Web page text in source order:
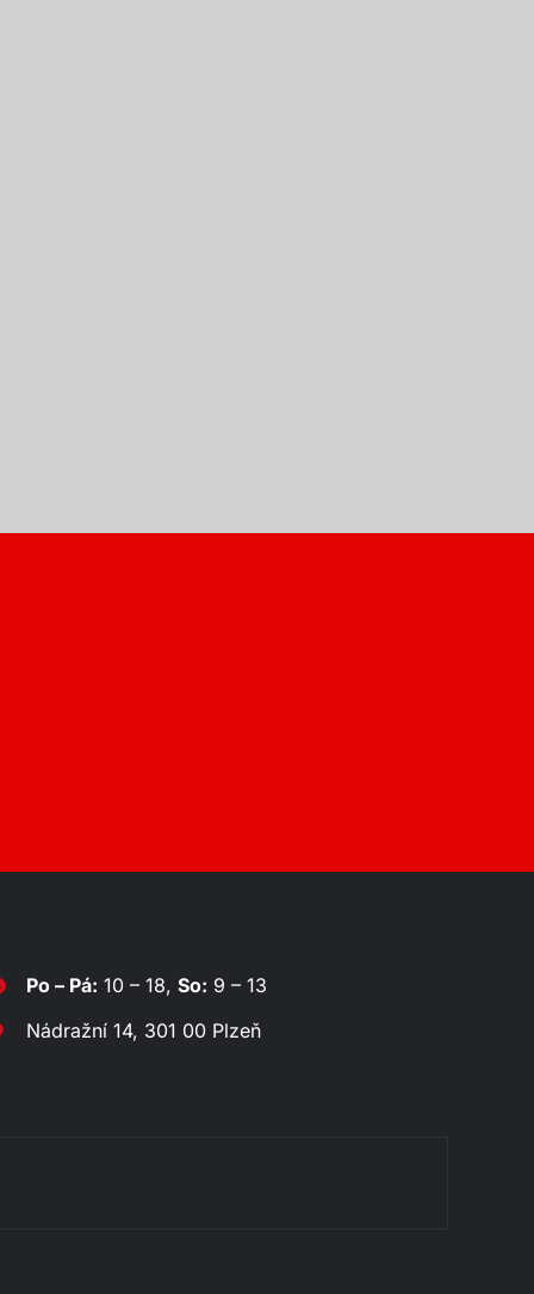
Po – Pá: 10 – 18,So: 9 – 13
Nádražní 14, 301 00 Plzeň